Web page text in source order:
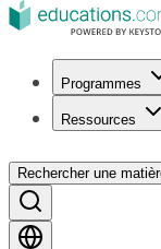
Programmes
Ressources
Rechercher une